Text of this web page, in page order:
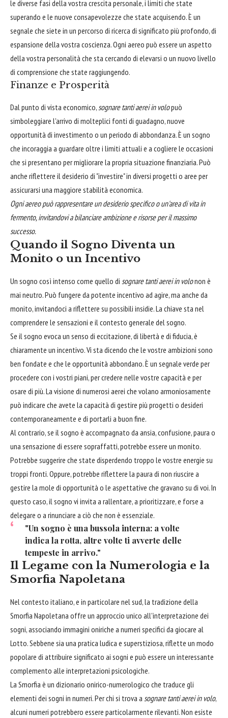
le diverse fasi della vostra crescita personale, i limiti che state
superando e le nuove consapevolezze che state acquisendo. È un
segnale che siete in un percorso di ricerca di significato più profondo, di
espansione della vostra coscienza. Ogni aereo può essere un aspetto
della vostra personalità che sta cercando di elevarsi o un nuovo livello
di comprensione che state raggiungendo.
Finanze e Prosperità
Dal punto di vista economico, sognare tanti aerei in volopuò
simboleggiare l'arrivo di molteplici fonti di guadagno, nuove
opportunità di investimento o un periodo di abbondanza. È un sogno
che incoraggia a guardare oltre i limiti attuali e a cogliere le occasioni
che si presentano per migliorare la propria situazione finanziaria. Può
anche riflettere il desiderio di "investire" in diversi progetti o aree per
assicurarsi una maggiore stabilità economica.
Ogni aereo può rappresentare un desiderio specifico o un'area di vita in
fermento, invitandovi a bilanciare ambizione e risorse per il massimo
successo.
Quando il Sogno Diventa un
Monito o un Incentivo
Un sogno così intenso come quello di sognare tanti aerei in volonon è
mai neutro. Può fungere da potente incentivo ad agire, ma anche da
monito, invitandoci a riflettere su possibili insidie. La chiave sta nel
comprendere le sensazioni e il contesto generale del sogno.
Se il sogno evoca un senso di eccitazione, di libertà e di fiducia, è
chiaramente un incentivo. Vi sta dicendo che le vostre ambizioni sono
ben fondate e che le opportunità abbondano. È un segnale verde per
procedere con i vostri piani, per credere nelle vostre capacità e per
osare di più. La visione di numerosi aerei che volano armoniosamente
può indicare che avete la capacità di gestire più progetti o desideri
contemporaneamente e di portarli a buon fine.
Al contrario, se il sogno è accompagnato da ansia, confusione, paura o
una sensazione di essere sopraffatti, potrebbe essere un monito.
Potrebbe suggerire che state disperdendo troppo le vostre energie su
troppi fronti. Oppure, potrebbe riflettere la paura di non riuscire a
gestire la mole di opportunità o le aspettative che gravano su di voi. In
questo caso, il sogno vi invita a rallentare, a prioritizzare, e forse a
delegare o a rinunciare a ciò che non è essenziale.
"Un sogno è una bussola interna: a volte
indica la rotta, altre volte ti avverte delle
tempeste in arrivo."
Il Legame con la Numerologia e la
Smorfia Napoletana
Nel contesto italiano, e in particolare nel sud, la tradizione della
Smorfia Napoletana offre un approccio unico all'interpretazione dei
sogni, associando immagini oniriche a numeri specifici da giocare al
Lotto. Sebbene sia una pratica ludica e superstiziosa, riflette un modo
popolare di attribuire significato ai sogni e può essere un interessante
complemento alle interpretazioni psicologiche.
La Smorfia è un dizionario onirico-numerologico che traduce gli
elementi dei sogni in numeri. Per chi si trova a sognare tanti aerei in volo,
alcuni numeri potrebbero essere particolarmente rilevanti. Non esiste